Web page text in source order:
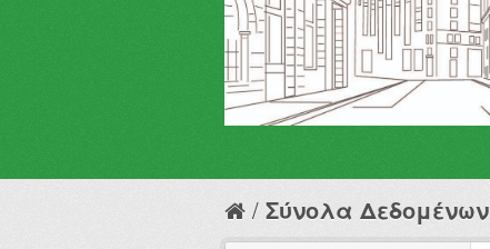
Σύνολα Δεδομένων